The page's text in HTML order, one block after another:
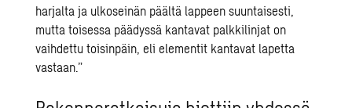
harjalta ja ulkoseinän päältä lappeen suuntaisesti,
mutta toisessa päädyssä kantavat palkkilinjat on
vaihdettu toisinpäin, eli elementit kantavat lapetta
vastaan.”